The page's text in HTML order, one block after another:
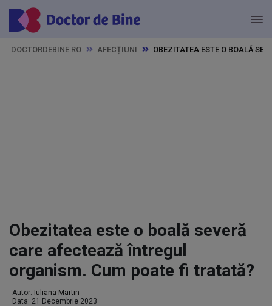
DOCTORDEBINE.RO AFECȚIUNI OBEZITATEA ESTE O BOALĂ
Obezitatea este o boală severă
care afectează întregul
organism. Cum poate fi tratată?
Autor: Iuliana Martin
Data: 21 Decembrie 2023